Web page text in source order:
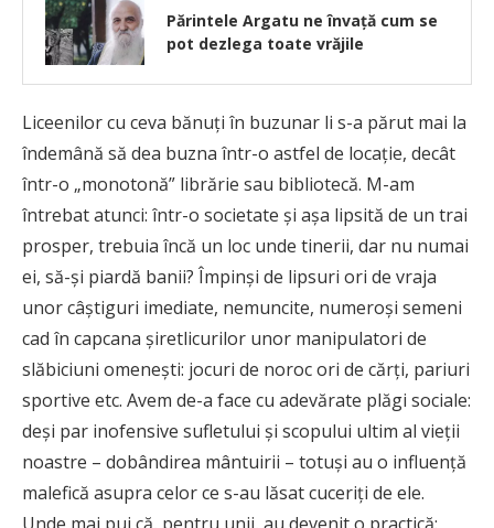
Părintele Argatu ne învață cum se
pot dezlega toate vrăjile
Liceenilor cu ceva bănuți în buzunar li s-a părut mai la
îndemână să dea buzna într-o astfel de locație, decât
într-o „monotonă” librărie sau bibliotecă. M-am
întrebat atunci: într-o societate și așa lipsită de un trai
prosper, trebuia încă un loc unde tinerii, dar nu numai
ei, să-și piardă banii? Împinși de lipsuri ori de vraja
unor câștiguri imediate, nemuncite, numeroşi semeni
cad în capcana șiretlicurilor unor manipulatori de
slăbiciuni omenești: jocuri de noroc ori de cărți, pariuri
sportive etc. Avem de-a face cu adevărate plăgi sociale:
deși par inofensive sufletului și scopului ultim al vieții
noastre – dobândirea mântuirii – totuși au o influență
malefică asupra celor ce s-au lăsat cuceriți de ele.